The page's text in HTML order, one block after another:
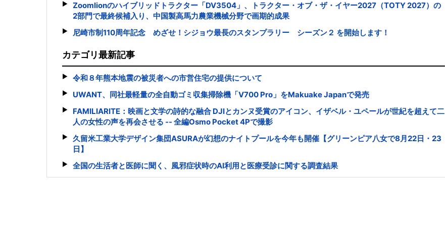
Zoomlionのハイブリッドトラクター「DV3504」、トラクター・オブ・ザ・イヤー2027（TOTY 2027）の
2部門で最終候補入り、中国製高馬力農業機械分野で画期的成果
尼崎市制110周年記念 めざせ！シジョウ最長のスタンプラリー シーズン２ を開始します！
カテゴリ最新記事
令和８年熊本地震の被災者への市営住宅の提供について
UWANT、同社最軽量の全自動ゴミ収集掃除機「V700 Pro」をMakuake Japanで発売
FAMILIARITE：映画と文学の詩的な融合 DJIとカンヌ受賞のアイコン、イザベル・ユペールが世紀を超えて二
人の女性の声を再会させる -- 全編Osmo Pocket 4Pで撮影
久留米工業大学デザイン集団ASURAが幻想のナイトプールを今年も開催【グリーンピア八女で8月22日・23
日】
全国の生活者と医師に聞く、風邪症状時のAI利用と医療受診に関する調査結果